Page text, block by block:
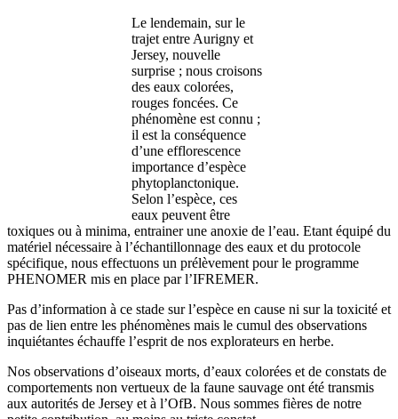
Le lendemain, sur le
trajet entre Aurigny et
Jersey, nouvelle
surprise ; nous croisons
des eaux colorées,
rouges foncées. Ce
phénomène est connu ;
il est la conséquence
d’une efflorescence
importance d’espèce
phytoplanctonique.
Selon l’espèce, ces
eaux peuvent être
toxiques ou à minima, entrainer une anoxie de l’eau. Etant équipé du
matériel nécessaire à l’échantillonnage des eaux et du protocole
spécifique, nous effectuons un prélèvement pour le programme
PHENOMER mis en place par l’IFREMER.
Pas d’information à ce stade sur l’espèce en cause ni sur la toxicité et
pas de lien entre les phénomènes mais le cumul des observations
inquiétantes échauffe l’esprit de nos explorateurs en herbe.
Nos observations d’oiseaux morts, d’eaux colorées et de constats de
comportements non vertueux de la faune sauvage ont été transmis
aux autorités de Jersey et à l’OfB. Nous sommes fières de notre